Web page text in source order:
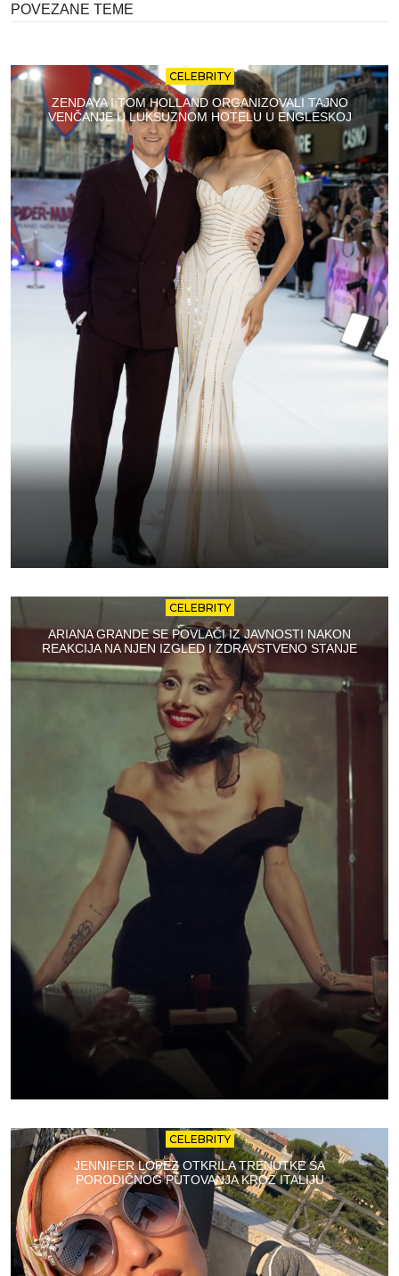
POVEZANE TEME
CELEBRITY
ZENDAYA I TOM HOLLAND ORGANIZOVALI TAJNO
VENČANJE U LUKSUZNOM HOTELU U ENGLESKOJ
CELEBRITY
ARIANA GRANDE SE POVLAČI IZ JAVNOSTI NAKON
REAKCIJA NA NJEN IZGLED I ZDRAVSTVENO STANJE
CELEBRITY
JENNIFER LOPEZ OTKRILA TRENUTKE SA
PORODIČNOG PUTOVANJA KROZ ITALIJU